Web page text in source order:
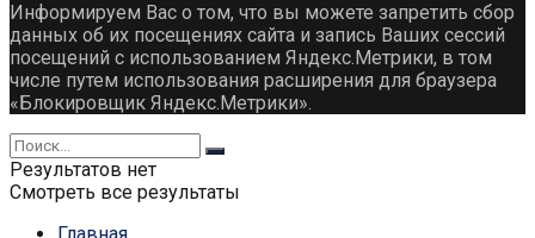
Информируем Вас о том, что вы можете запретить сбор
данных об их посещениях сайта и запись Ваших сессий
посещений с использованием Яндекс.Метрики, в том
числе путем использования расширения для браузера
«Блокировщик Яндекс.Метрики».
Результатов нет
Смотреть все результаты
Главная